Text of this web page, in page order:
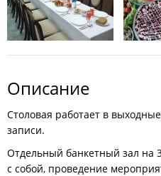
Описание
Столовая работает в
записи.
Отдельный банкетный зал на
с собой, проведение